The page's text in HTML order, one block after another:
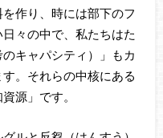
作り、時には部下のフ
々の中で、私たちはた
キャパシティ）」もカ
。それらの中核にある
源」です。